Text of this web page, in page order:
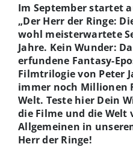
Im September startet
„Der Herr der Ringe:
wohl meisterwartete
Jahre. Kein Wunder:
erfundene Fantasy-
Filmtrilogie von Peter
immer noch Millionen
Welt. Teste hier Dein
die Filme und die
Allgemeinen in
Herr der Ringe!